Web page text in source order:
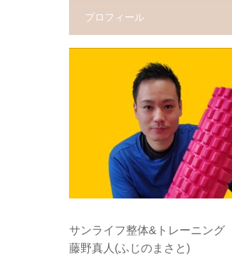
プロフィール
サンライフ整体&トレーニング
藤野真人(ふじのまさと)